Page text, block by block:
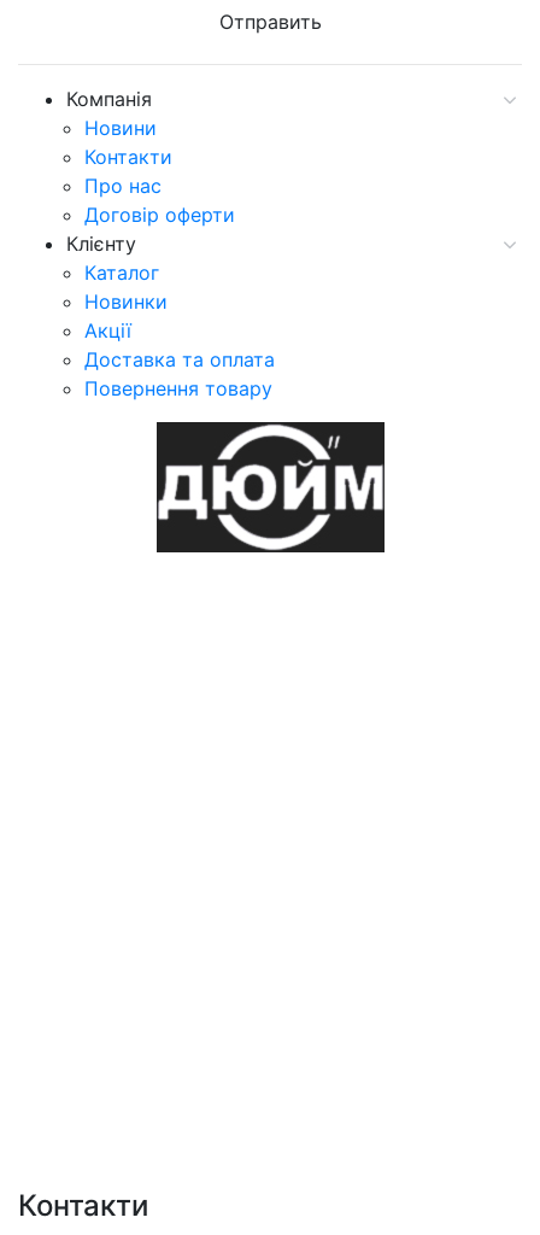
Компанія
Новини
Контакти
Про нас
Договір оферти
Клієнту
Каталог
Новинки
Акції
Доставка та оплата
Повернення товару
Контакти